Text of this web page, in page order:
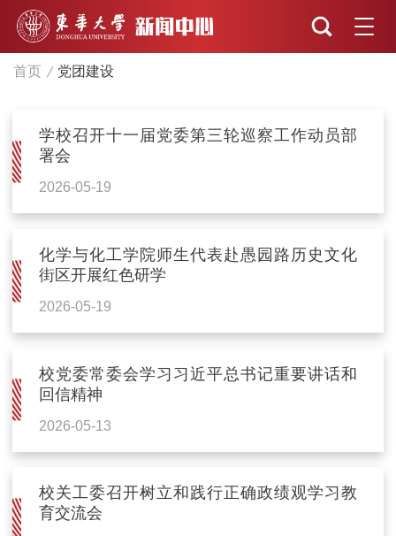
首页 党团建设
学校召开十一届党委第三轮巡察工作动员部
署会
2026-05-19
化学与化工学院师生代表赴愚园路历史文化
街区开展红色研学
2026-05-19
校党委常委会学习习近平总书记重要讲话和
回信精神
2026-05-13
校关工委召开树立和践行正确政绩观学习教
育交流会